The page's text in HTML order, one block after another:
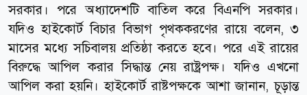
সরকার। পরে অধ্যাদেশটি বাতিল করে বিএনপি সরকার।
যদিও হাইকোর্ট বিচার বিভাগ পৃথককরণের রায়ে বলেন, ৩
মাসের মধ্যে সচিবালয় প্রতিষ্ঠা করতে হবে। পরে এই রায়ের
বিরুদ্ধে আপিল করার সিদ্ধান্ত নেয় রাষ্ট্রপক্ষ। যদিও এখনো
আপিল করা হয়নি। হাইকোর্ট রাষ্টপক্ষকে আশা জানান, চূড়ান্ত